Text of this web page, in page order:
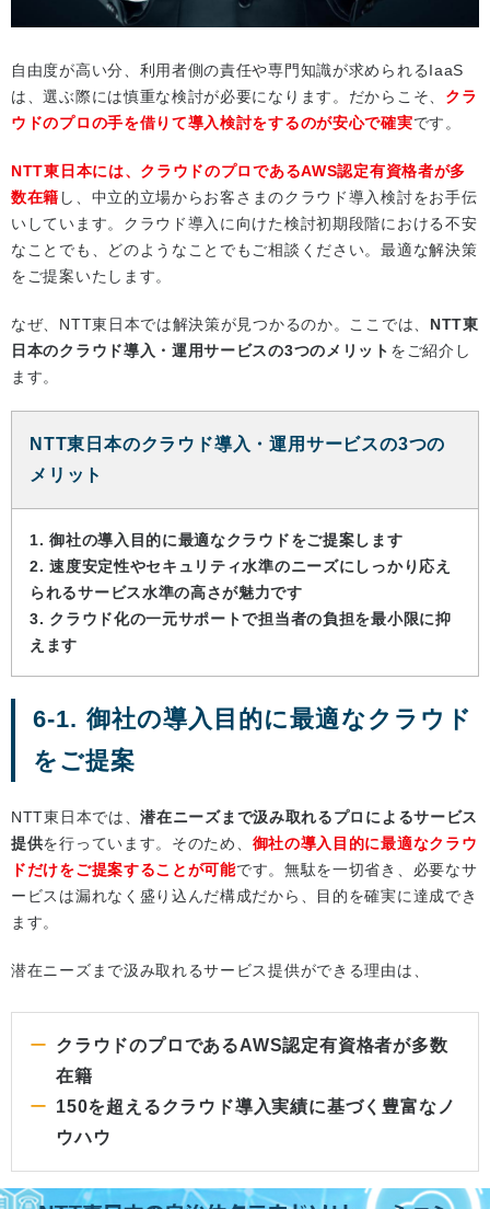
自由度が高い分、利用者側の責任や専門知識が求められるIaaS
は、選ぶ際には慎重な検討が必要になります。だからこそ、 クラ
ウドのプロの手を借りて導入検討をするのが安心で確実です。
NTT東日本には、クラウドのプロであるAWS認定有資格者が多
数在籍 し、中立的立場からお客さまのクラウド導入検討をお手伝
いしています。クラウド導入に向けた検討初期段階における不安
なことでも、どのようなことでもご相談ください。最適な解決策
をご提案いたします。
なぜ、NTT東日本では解決策が見つかるのか。ここでは、 NTT東
日本のクラウド導入・運用サービスの3つのメリット をご紹介し
ます。
NTT東日本のクラウド導入・運用サービスの3つの
メリット
1. 御社の導入目的に最適なクラウドをご提案します
2. 速度安定性やセキュリティ水準のニーズにしっかり応え
られるサービス水準の高さが魅力です
3. クラウド化の一元サポートで担当者の負担を最小限に抑
えます
6-1. 御社の導入目的に最適なクラウド
をご提案
NTT東日本では、潜在ニーズまで汲み取れるプロによるサービス
提供を行っています。そのため、 御社の導入目的に最適なクラウ
ドだけをご提案することが可能です。無駄を一切省き、必要なサ
ービスは漏れなく盛り込んだ構成だから、目的を確実に達成でき
ます。
潜在ニーズまで汲み取れるサービス提供ができる理由は、
クラウドのプロであるAWS認定有資格者が多数
在籍
150を超えるクラウド導入実績に基づく豊富なノ
ウハウ